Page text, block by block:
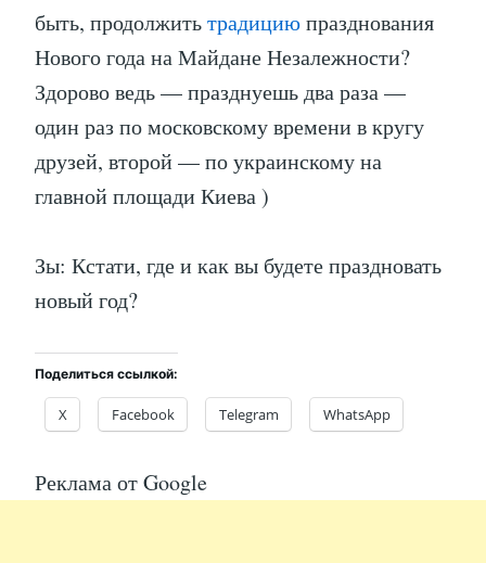
быть, продолжитьтрадициюпразднования
Нового года на Майдане Незалежности?
Здорово ведь — празднуешь два раза —
один раз по московскому времени в кругу
друзей, второй — по украинскому на
главной площади Киева )
Зы: Кстати, где и как вы будете праздновать
новый год?
Поделиться ссылкой:
X Facebook Telegram WhatsApp
Реклама от Google